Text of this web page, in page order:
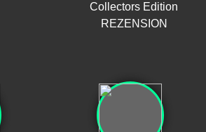
Collectors Edition
REZENSION